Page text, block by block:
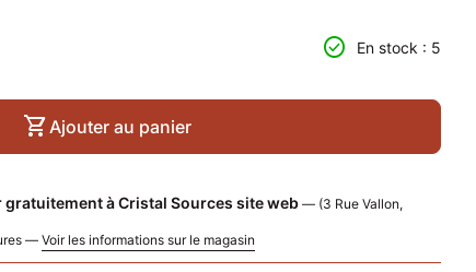
pour
la quantité pour check_circle En stock : 5
shopping_cart Ajouter au panier
à Cristal Sources site web — (3 Rue Vallon,
—Voir les informations sur le magasin